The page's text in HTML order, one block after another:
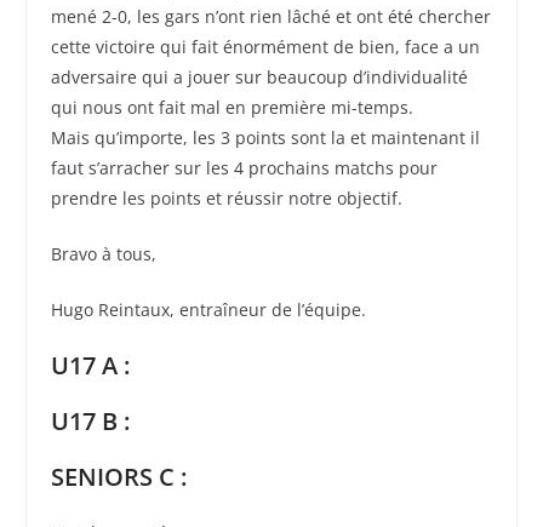
mené 2-0, les gars n’ont rien lâché et ont été chercher
cette victoire qui fait énormément de bien, face a un
adversaire qui a jouer sur beaucoup d’individualité
qui nous ont fait mal en première mi-temps.
Mais qu’importe, les 3 points sont la et maintenant il
faut s’arracher sur les 4 prochains matchs pour
prendre les points et réussir notre objectif.
Bravo à tous,
Hugo Reintaux, entraîneur de l’équipe.
U17 A :
U17 B :
SENIORS C :